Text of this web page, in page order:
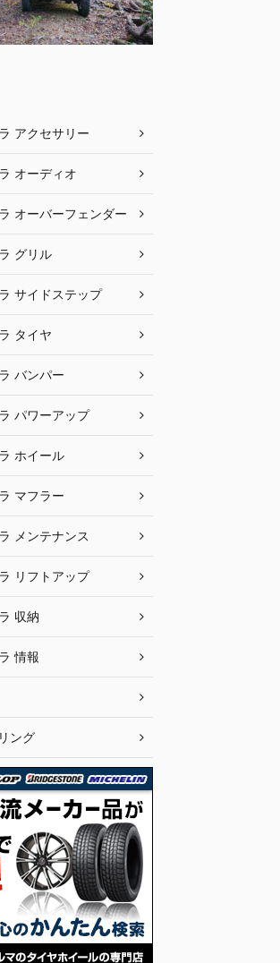
アクセサリー
オーディオ
オーバーフェンダー
グリル
サイドステップ
タイヤ
バンパー
パワーアップ
ホイール
マフラー
メンテナンス
リフトアップ
収納
情報
ング